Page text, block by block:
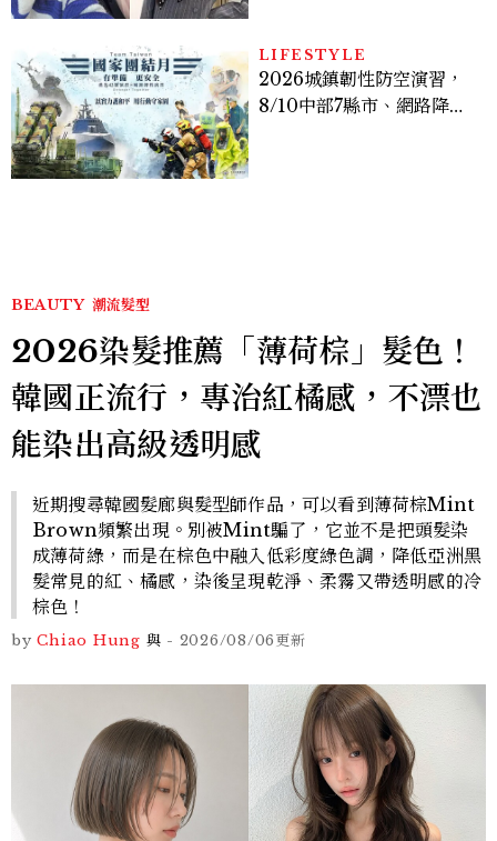
LIFESTYLE
2026城鎮韌性防空演習，
8/10中部7縣市、網路降速
BEAUTY 潮流髮型
2026染髮推薦「薄荷棕」髮色！
韓國正流行，專治紅橘感，不漂也
能染出高級透明感
近期搜尋韓國髮廊與髮型師作品，可以看到薄荷棕Mint
Brown頻繁出現。別被Mint騙了，它並不是把頭髮染
成薄荷綠，而是在棕色中融入低彩度綠色調，降低亞洲黑
髮常見的紅、橘感，染後呈現乾淨、柔霧又帶透明感的冷
棕色！
by Chiao Hung 與 - 2026/08/06更新